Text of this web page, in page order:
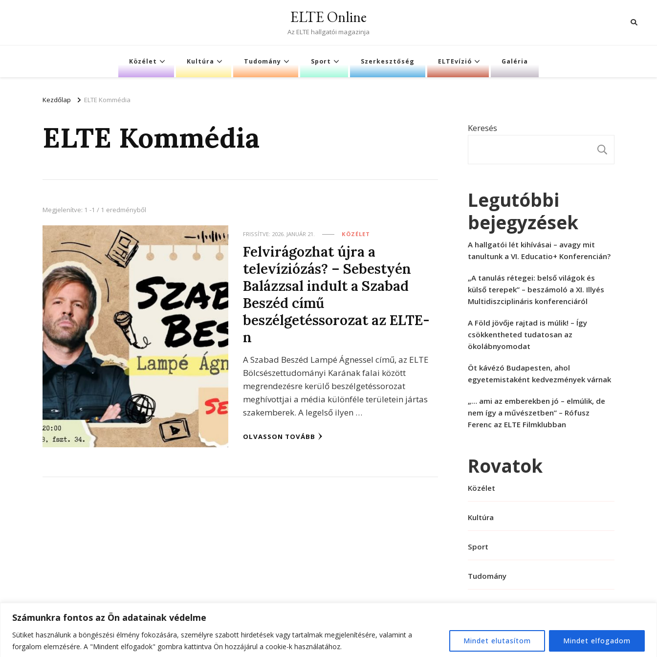
Számunkra fontos az Ön adatainak védelme
Sütiket használunk a böngészési élmény fokozására, személyre szabott hirdetések vagy tartalmak megjelenítésére, valamint a
forgalom elemzésére. A "Mindent elfogadok" gombra kattintva Ön hozzájárul a cookie-k használatához.
Mindet elutasítom Mindet elfogadom
ELTE Online
Az ELTE hallgatói magazinja
Közélet Kultúra Tudomány Sport Szerkesztőség ELTEvízió Galéria
Kezdőlap ELTE Kommédia
ELTE Kommédia
Megjelenítve: 1 -1 / 1 eredményből
FRISSÍTVE: 2026. JANUÁR 21. KÖZÉLET
Felvirágozhat újra a
televíziózás? – Sebestyén
Balázzsal indult a Szabad
Beszéd című
beszélgetéssorozat az ELTE-
n
A Szabad Beszéd Lampé Ágnessel című, az ELTE
Bölcsészettudományi Karának falai között
megrendezésre kerülő beszélgetéssorozat
meghívottjai a média különféle területein jártas
szakemberek. A legelső ilyen …
OLVASSON TOVÁBB
Keresés
Legutóbbi
bejegyzések
A hallgatói lét kihívásai – avagy mit
tanultunk a VI. Educatio+ Konferencián?
„A tanulás rétegei: belső világok és
külső terepek” – beszámoló a XI. Illyés
Multidiszciplináris konferenciáról
A Föld jövője rajtad is múlik! – Így
csökkentheted tudatosan az
ökolábnyomodat
Öt kávézó Budapesten, ahol
egyetemistaként kedvezmények várnak
„… ami az emberekben jó – elmúlik, de
nem így a művészetben” – Rófusz
Ferenc az ELTE Filmklubban
Rovatok
Közélet
Kultúra
Sport
Tudomány
© Szerzői jog 2026ELTE Online . Minden jog fenntartva.Hello Fashion | Fejlesztette WordPress.